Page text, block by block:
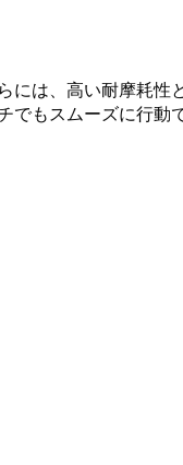
は、高い耐摩耗
もスムーズに行動